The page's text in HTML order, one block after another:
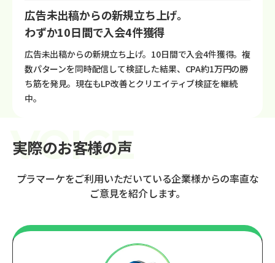
広告未出稿からの新規立ち上げ。
わずか10日間で入会4件獲得
広告未出稿からの新規立ち上げ。10日間で入会4件獲得。複
数パターンを同時配信して検証した結果、CPA約1万円の勝
ち筋を発見。現在もLP改善とクリエイティブ検証を継続
中。
実際のお客様の声
プラマーケをご利用いただいている企業様からの率直な
ご意見を紹介します。